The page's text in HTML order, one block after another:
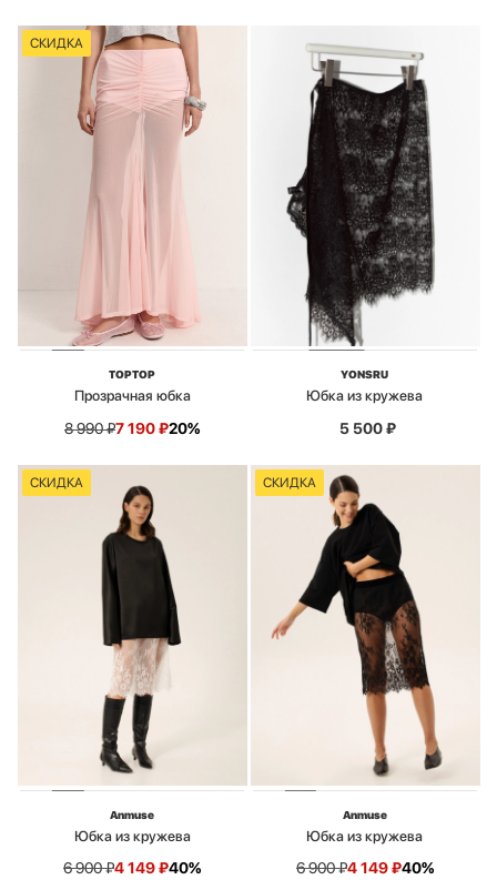
СКИДКА
TOPTOP
Прозрачная юбка
8 990₽7 190₽20%
YONSRU
Юбка из кружева
5 500₽
СКИДКА
Anmuse
Юбка из кружева
6 900₽4 149₽40%
СКИДКА
Anmuse
Юбка из кружева
6 900₽4 149₽40%